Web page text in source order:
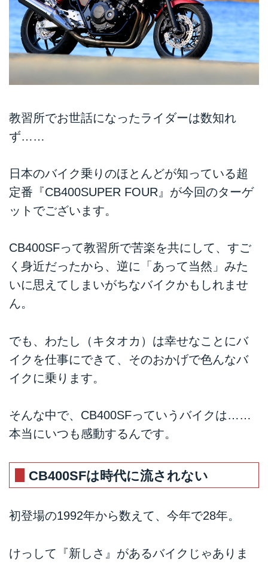
教習所でお世話になったライダーは数知れ
ず……
日本のバイク乗りのほとんどが知っている超
定番『CB400SUPER FOUR』が今回のターゲ
ットでございます。
CB400SFって教習所で苦楽を共にして、すご
く身近だったから、逆に「あって当然」みた
いに思えてしまいがちなバイクかもしれませ
ん。
でも、わたし（キタオカ）は幸せなことにバ
イクを仕事にできて、そのおかげで色んなバ
イクに乗ります。
そんな中で、CB400SFっていうバイクは……
本当にいつも感動するんです。
CB400SFは時代に流されない
初登場の1992年から数えて、今年で28年。
けっして『新しさ』があるバイクじゃありま